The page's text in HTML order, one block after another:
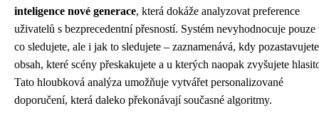
inteligence nové generace, která dokáže analyzovat preference
uživatelů s bezprecedentní přesností. Systém nevyhodnocuje pouze
co sledujete, ale i jak to sledujete – zaznamenává, kdy pozastavujete
obsah, které scény přeskakujete a u kterých naopak zvyšujete
Tato hloubková analýza umožňuje vytvářet personalizované
doporučení, která daleko překonávají současné algoritmy.